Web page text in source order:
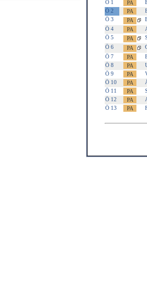
Ö 1
Ö 2
Ö 3
Ö 4
Ö 5
Ö 6
Ö 7
Ö 8
Ö 9
Ö 10
Ö 11
Ö 12
Ö 13